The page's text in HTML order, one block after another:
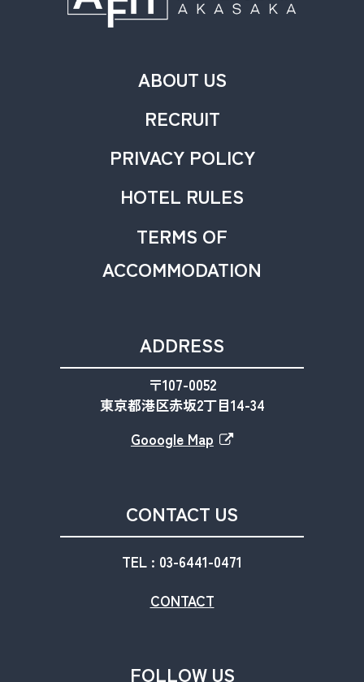
ABOUT US
RECRUIT
PRIVACY POLICY
HOTEL RULES
TERMS OF
ACCOMMODATION
ADDRESS
〒107-0052
東京都港区赤坂2丁目14-34
Gooogle Map
CONTACT US
TEL : 03-6441-0471
CONTACT
FOLLOW US